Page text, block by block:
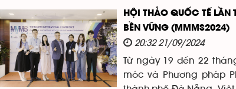
HỘI THẢO QUỐC TẾ LẦN
BỀN VỮNG (MMMS2024)
20:32 21/09/2024
Từ ngày 19 đến 22
móc và Phương pháp